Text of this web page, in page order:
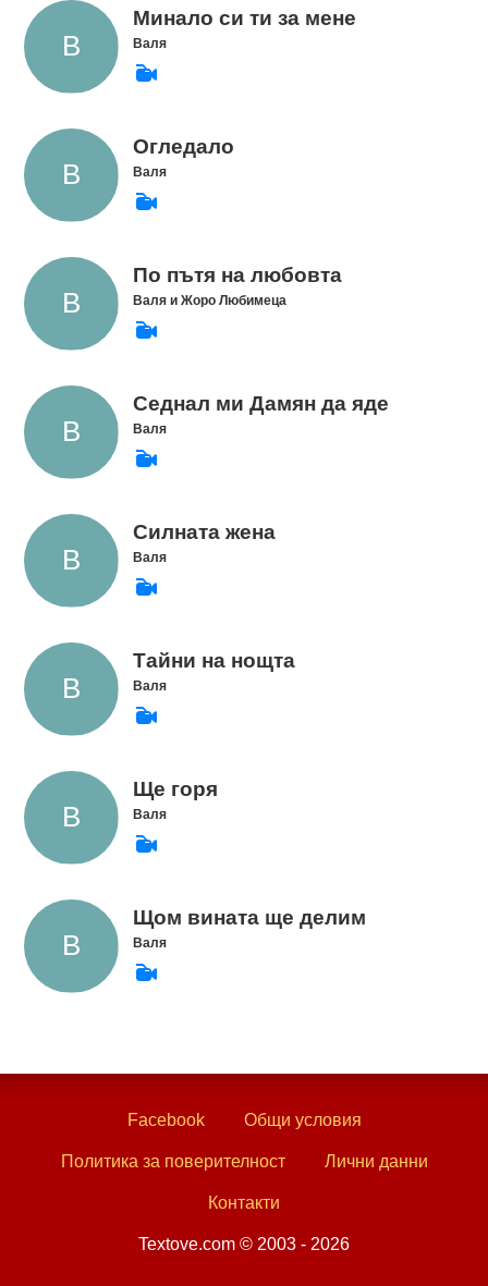
Минало си ти за мене
Валя
Огледало
Валя
По пътя на любовта
Валя и Жоро Любимеца
Седнал ми Дамян да яде
Валя
Силната жена
Валя
Тайни на нощта
Валя
Ще горя
Валя
Щом вината ще делим
Валя
Facebook Общи условия
Политика за поверителност Лични данни
Контакти
Textove.com © 2003 - 2026